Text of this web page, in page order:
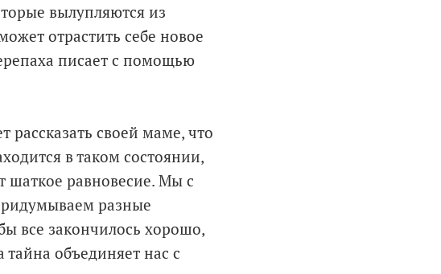
вылупляются из
отрастить себе новое
писает с помощью
рассказать своей маме, что
в таком состоянии,
шаткое равновесие. Мы с
разные
все закончилось хорошо,
объединяет нас с